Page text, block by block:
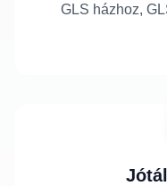
GLS házhoz,